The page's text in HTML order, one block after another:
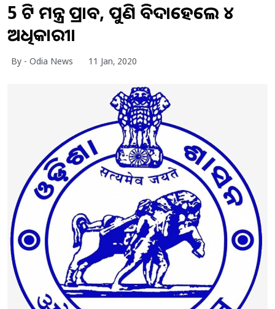
5 ଟି ମନ୍ତ୍ର ପ୍ରଭାବ, ପୁଣି ବିଦାହେଲେ ୪
ଅଧିକାରୀ।
By - Odia News 11 Jan, 2020